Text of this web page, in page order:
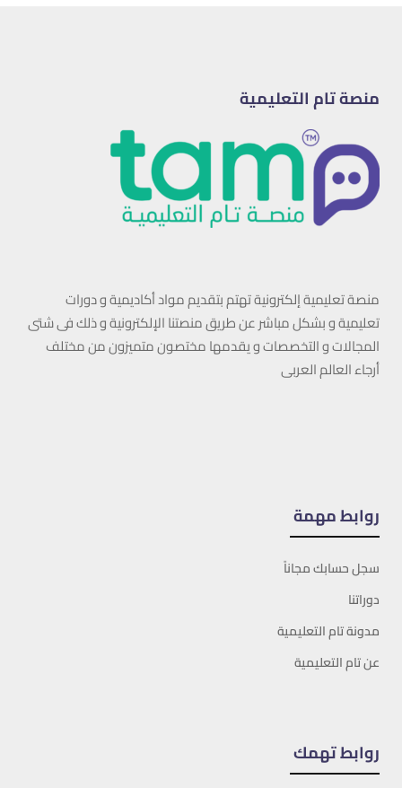
منصة تام التعليمية
منصة تعليمية إلكترونية تهتم بتقديم مواد أكاديمية و دورات
تعليمية و بشكل مباشر عن طريق منصتنا الإلكترونية و ذلك فى شتى
المجالات و التخصصات و يقدمها مختصون متميزون من مختلف
أرجاء العالم العربى
روابط مهمة
سجل حسابك مجاناً
دوراتنا
مدونة تام التعليمية
عن تام التعليمية
روابط تهمك